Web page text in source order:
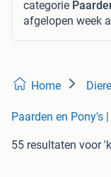
categorie
afgelopen week
Home
Paarden en Pony's
55 resultaten voor